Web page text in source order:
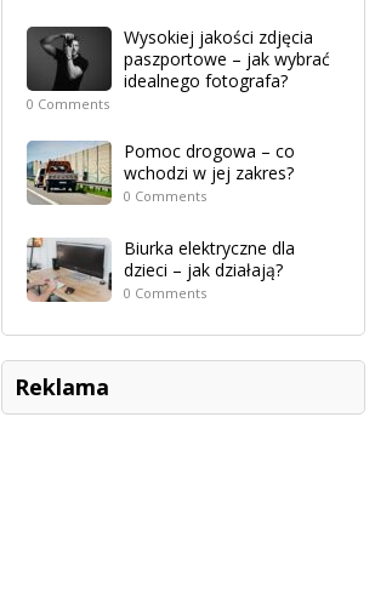
Wysokiej jakości zdjęcia
paszportowe – jak wybrać
idealnego fotografa?
0 Comments
Pomoc drogowa – co
wchodzi w jej zakres?
0 Comments
Biurka elektryczne dla
dzieci – jak działają?
0 Comments
Reklama